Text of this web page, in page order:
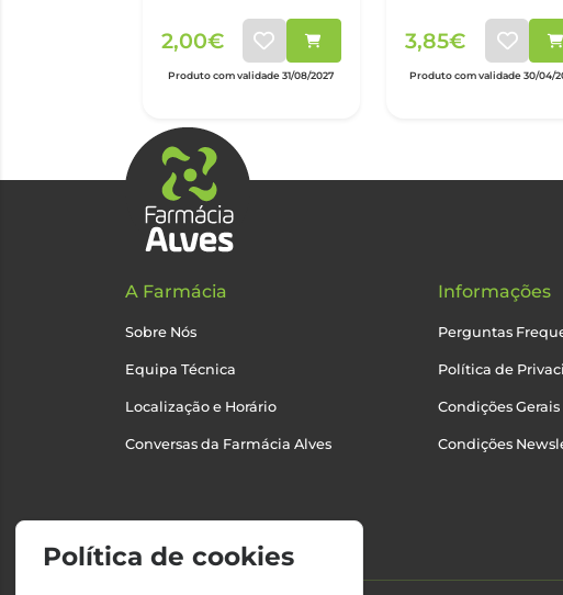
2,00€
Produto com validade 31/08/2027
3,85€
Produto com validade 30/04/
A Farmácia
Sobre Nós
Equipa Técnica
Localização e Horário
Conversas da Farmácia Alves
Informações
Perguntas
Política de
Condições Gerais
Condições
Política de cookies